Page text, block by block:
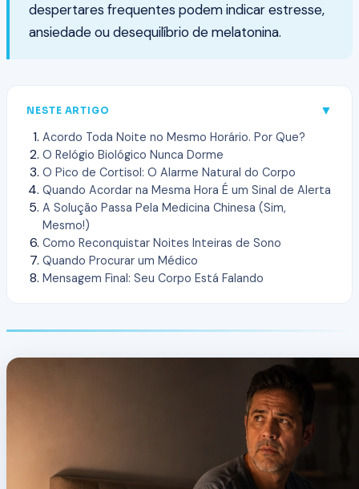
despertares frequentes podem indicar estresse,
ansiedade ou desequilíbrio de melatonina.
NESTE ARTIGO ▼
Acordo Toda Noite no Mesmo Horário. Por Que?
O Relógio Biológico Nunca Dorme
O Pico de Cortisol: O Alarme Natural do Corpo
Quando Acordar na Mesma Hora É um Sinal de Alerta
A Solução Passa Pela Medicina Chinesa (Sim,
Mesmo!)
Como Reconquistar Noites Inteiras de Sono
Quando Procurar um Médico
Mensagem Final: Seu Corpo Está Falando